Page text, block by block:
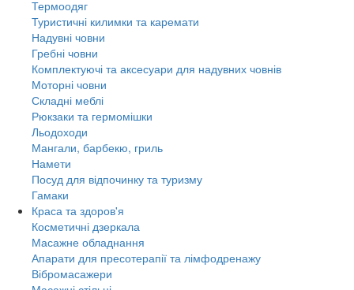
Термоодяг
Туристичні килимки та каремати
Надувні човни
Гребні човни
Комплектуючі та аксесуари для надувних човнів
Моторні човни
Складні меблі
Рюкзаки та гермомішки
Льодоходи
Мангали, барбекю, гриль
Намети
Посуд для відпочинку та туризму
Гамаки
Краса та здоров'я
Косметичні дзеркала
Масажне обладнання
Апарати для пресотерапії та лімфодренажу
Вібромасажери